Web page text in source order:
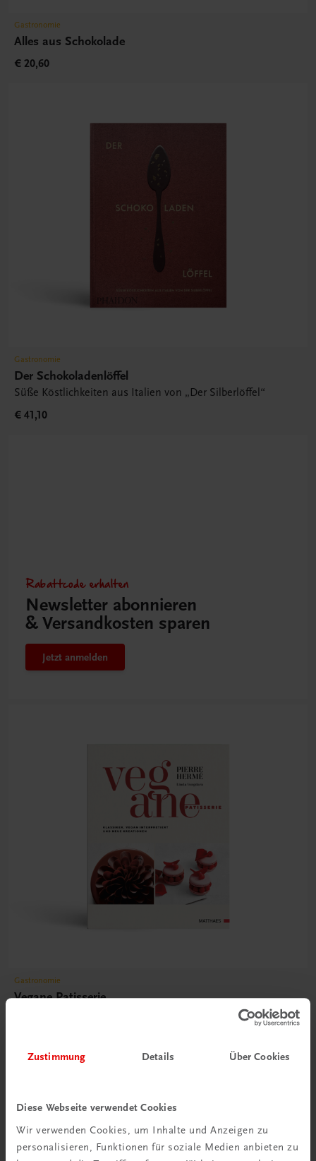
Zustimmung Details Über Cookies
Diese Webseite verwendet Cookies
Wir verwenden Cookies, um Inhalte und Anzeigen zu
personalisieren, Funktionen für soziale Medien anbieten zu
Gastronomie
Alles aus Schokolade
€ 20,60
Gastronomie
Der Schokoladenlöffel
Süße Köstlichkeiten aus Italien von „Der Silberlöffel“
€ 41,10
Rabattcode erhalten
Newsletter abonnieren
& Versandkosten sparen
Jetzt anmelden
Gastronomie
Vegane Patisserie
Klassiker, vegan interpretiert, und neue Kreationen